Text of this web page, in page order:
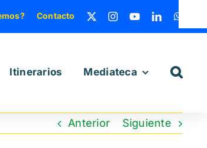
Contacto
Itinerarios Mediateca
Anterior Siguiente